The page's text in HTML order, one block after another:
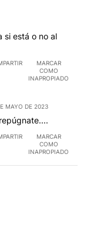
si está o no al
MARCAR
COMO
INAPROPIADO
MAYO DE 2023
MARCAR
COMO
INAPROPIADO